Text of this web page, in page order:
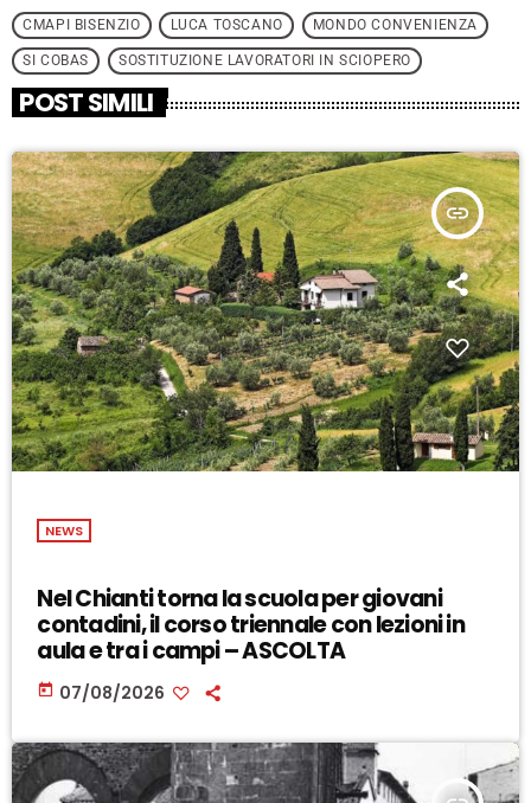
CMAPI BISENZIO LUCA TOSCANO MONDO CONVENIENZA
SI COBAS SOSTITUZIONE LAVORATORI IN SCIOPERO
POST SIMILI
insert_link
NEWS
Nel Chianti torna la scuola per giovani
contadini, il corso triennale con lezioni in
aula e tra i campi – ASCOLTA
today 07/08/2026